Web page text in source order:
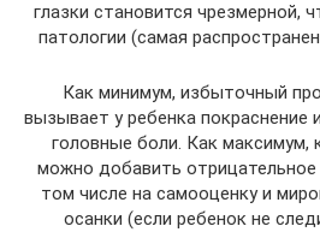
глазки становится чрезмерной,
патологии (самая
Как минимум, избыточный
вызывает у ребенка покраснение
головные боли. Как максимум,
можно добавить отрицательное
том числе на самооценку и
осанки (если ребенок не